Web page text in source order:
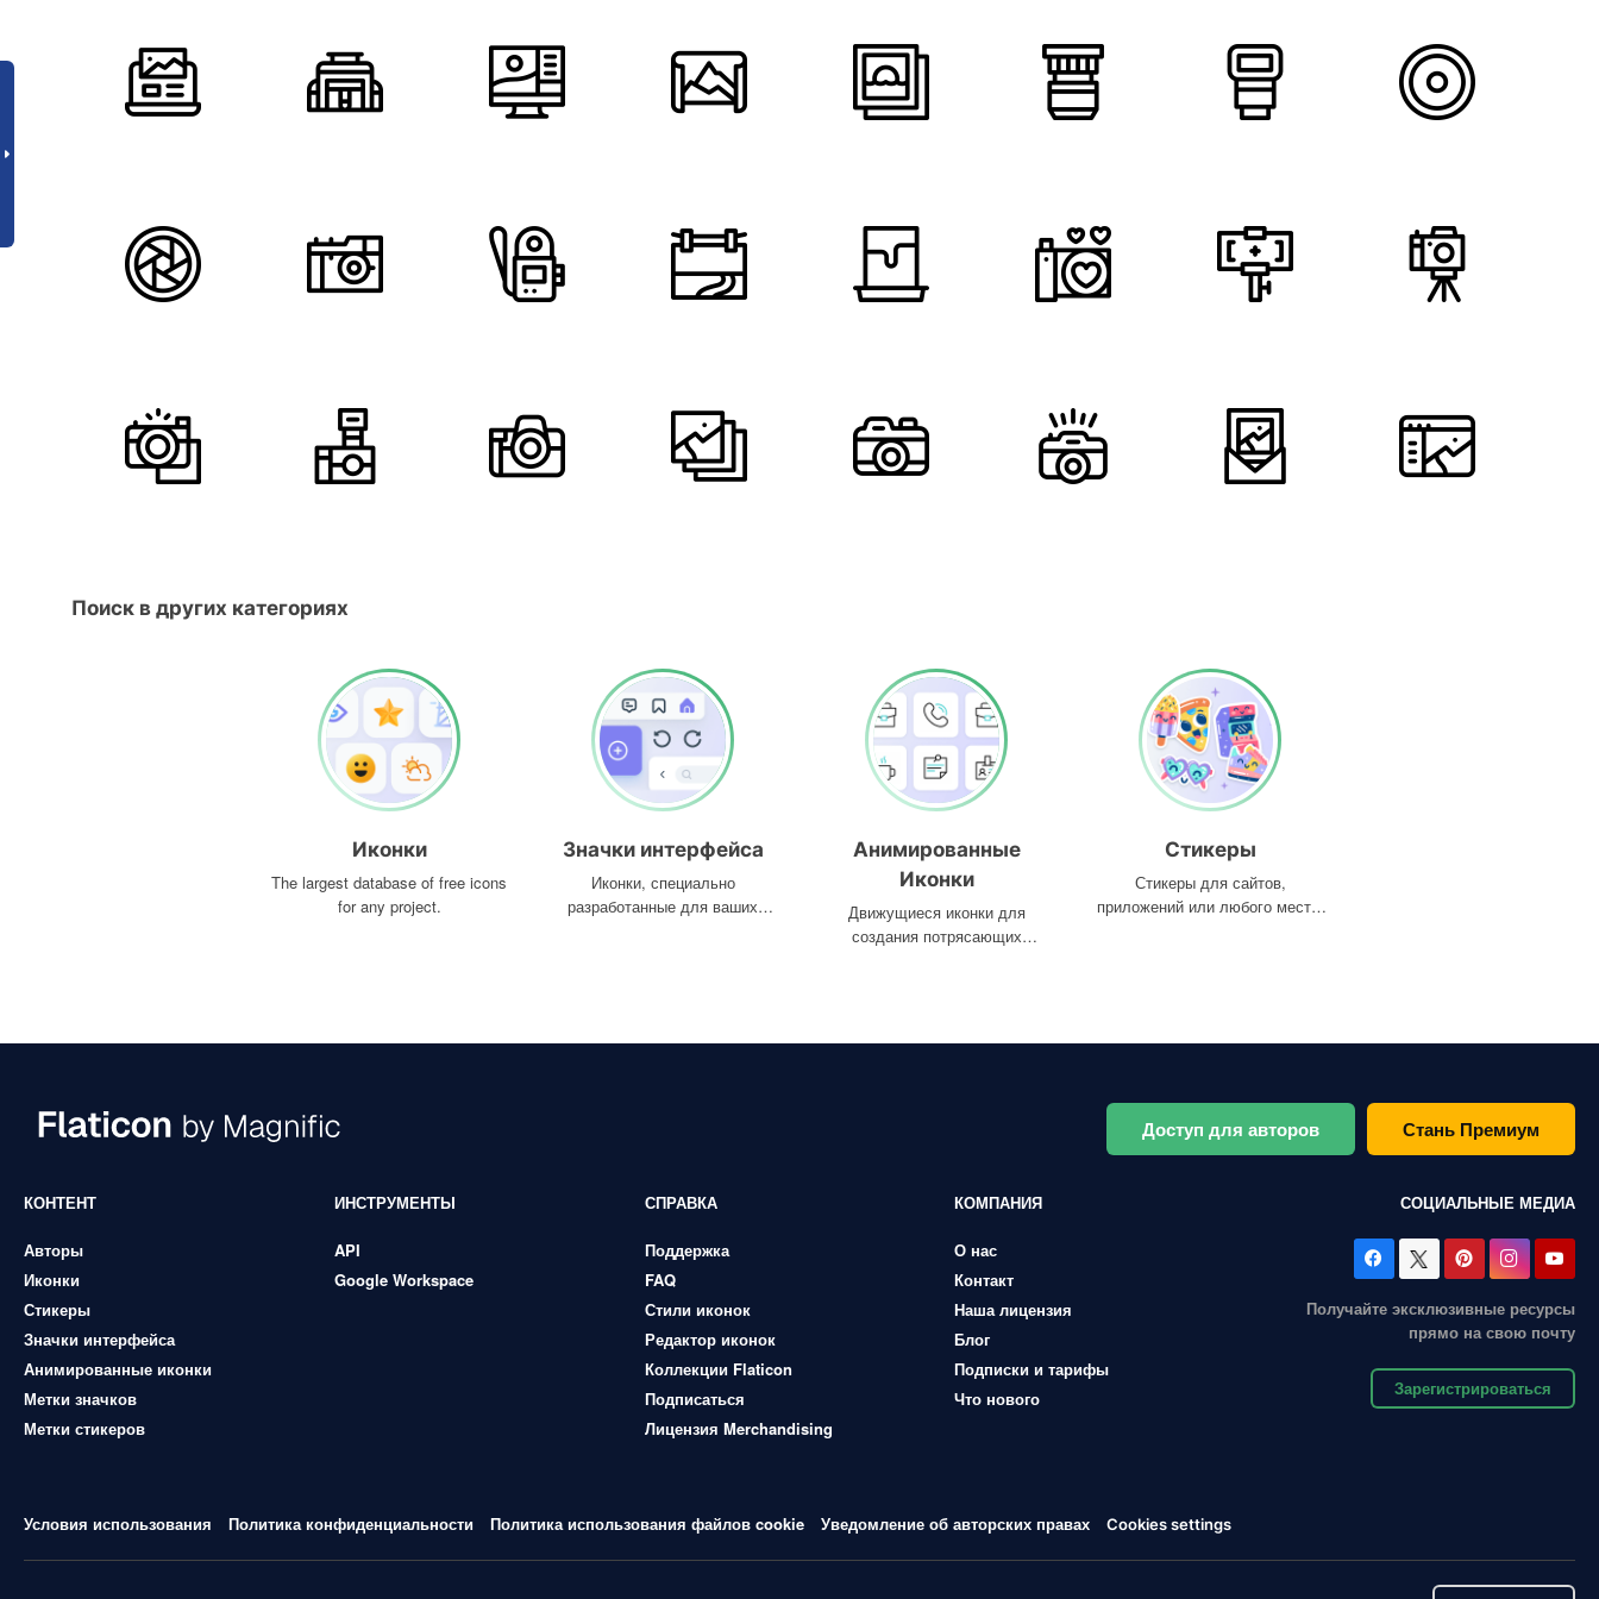
Поиск в других категориях
Иконки
The largest database of free icons
for any project.
Значки интерфейса
Иконки, специально
разработанные для ваших
Анимированные
Иконки
Движущиеся иконки для
создания потрясающих
Стикеры
Стикеры для сайтов,
приложений или любого места,
Доступ для авторов Стань Премиум
КОНТЕНТ
Авторы
Иконки
Стикеры
Значки интерфейса
Анимированные иконки
Метки значков
Метки стикеров
ИНСТРУМЕНТЫ
API
Google Workspace
СПРАВКА
Поддержка
FAQ
Стили иконок
Редактор иконок
Коллекции Flaticon
Подписаться
Лицензия Merchandising
КОМПАНИЯ
О нас
Контакт
Наша лицензия
Блог
Подписки и тарифы
Что нового
СОЦИАЛЬНЫЕ МЕДИА
Получайте эксклюзивные ресурсы
прямо на свою почту
Зарегистрироваться
Условия использования Политика конфиденциальности Политика использования файлов cookie Уведомление об авторских правах Cookies settings